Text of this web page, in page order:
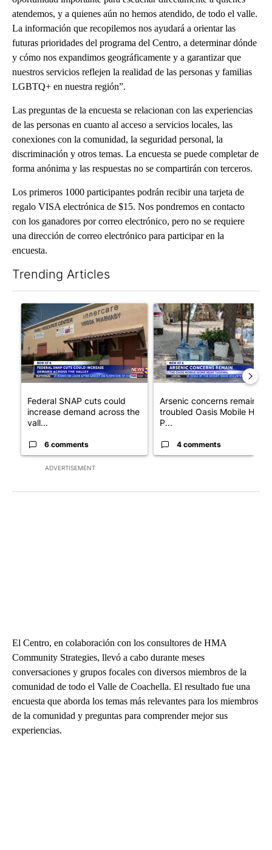
atendemos, y a quienes aún no hemos atendido, de todo el valle.
La información que recopilemos nos ayudará a orientar las
futuras prioridades del programa del Centro, a determinar dónde
y cómo nos expandimos geográficamente y a garantizar que
nuestros servicios reflejen la realidad de las personas y familias
LGBTQ+ en nuestra región”.
Las preguntas de la encuesta se relacionan con las experiencias
de las personas en cuanto al acceso a servicios locales, las
conexiones con la comunidad, la seguridad personal, la
discriminación y otros temas. La encuesta se puede completar de
forma anónima y las respuestas no se compartirán con terceros.
Los primeros 1000 participantes podrán recibir una tarjeta de
regalo VISA electrónica de $15. Nos pondremos en contacto
con los ganadores por correo electrónico, pero no se requiere
una dirección de correo electrónico para participar en la
encuesta.
Trending Articles
ADVERTISEMENT
A trending article titled "Federal SNAP cuts could increase
Federal SNAP cuts could
increase demand across the
vall...
6 comments
A trending article titled
Arsenic concerns remain at
troubled Oasis Mobile Home
P...
4 comments
El Centro, en colaboración con los consultores de HMA
Community Strategies, llevó a cabo durante meses
conversaciones y grupos focales con diversos miembros de la
comunidad de todo el Valle de Coachella. El resultado fue una
encuesta que aborda los temas más relevantes para los miembros
de la comunidad y preguntas para comprender mejor sus
experiencias.